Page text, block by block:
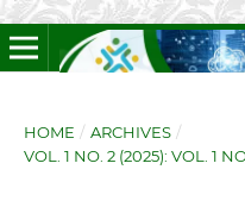
HOME / ARCHIVES /
VOL. 1 NO. 2 (2025): VOL. 1